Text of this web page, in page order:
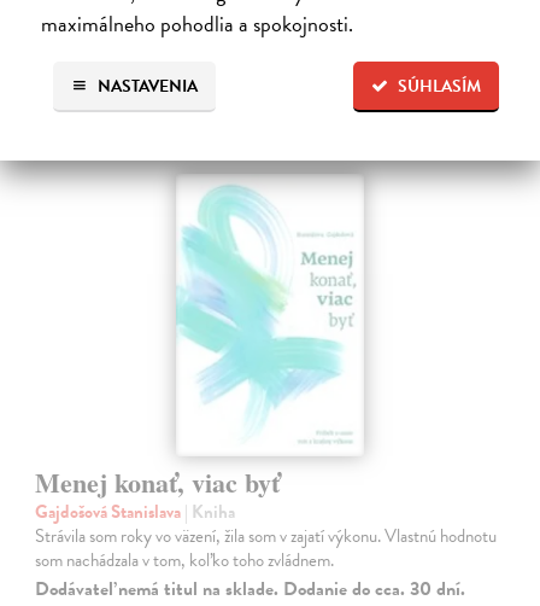
maximálneho pohodlia a spokojnosti.
SÚHLASÍM
NASTAVENIA
Ďalšie z kategórie motivačná
literatúra
Menej konať, viac byť
Gajdošová Stanislava| Kniha
Strávila som roky vo väzení, žila som v zajatí výkonu. Vlastnú hodnotu
som nachádzala v tom, koľko toho zvládnem.
Dodávateľ nemá titul na sklade. Dodanie do cca. 30 dní.